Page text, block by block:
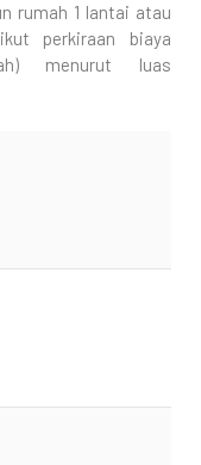
rumah 1 lantai atau
perkiraan biaya
menurut luas